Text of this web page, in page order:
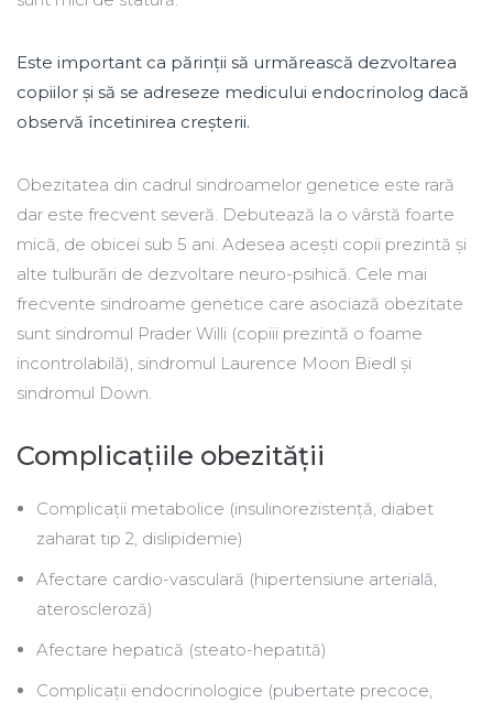
Este important ca părinții să urmărească dezvoltarea
copiilor și să se adreseze medicului endocrinolog dacă
observă încetinirea creșterii.
Obezitatea din cadrul sindroamelor genetice este rară
dar este frecvent severă. Debutează la o vârstă foarte
mică, de obicei sub 5 ani. Adesea acești copii prezintă și
alte tulburări de dezvoltare neuro-psihică. Cele mai
frecvente sindroame genetice care asociază obezitate
sunt sindromul Prader Willi (copiii prezintă o foame
incontrolabilă), sindromul Laurence Moon Biedl și
sindromul Down.
Complicațiile obezității
Complicații metabolice (insulinorezistență, diabet
zaharat tip 2, dislipidemie)
Afectare cardio-vasculară (hipertensiune arterială,
ateroscleroză)
Afectare hepatică (steato-hepatită)
Complicații endocrinologice (pubertate precoce,